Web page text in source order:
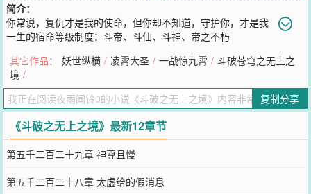
简介：
你常说，复仇才是我的使命，但你却不知道，守护你，才是我
一生的宿命等级制度：斗帝、斗仙、斗神、帝之不朽
博微信里的朋友推荐哦！
其它作品： 妖世纵横 / 凌霄大圣 / 一战惊九霄 / 斗破苍穹之无上之
境 /
复制分享
《斗破之无上之境》最新12章节
第五千二百二十九章 神尊且慢
第五千二百二十八章 太虚给的假消息